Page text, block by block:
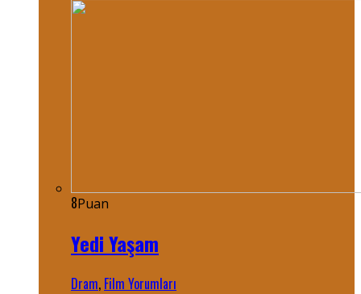
8Puan
Yedi Yaşam
Dram, Film Yorumları